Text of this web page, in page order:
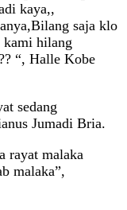
kaya,,
saja klo
kami hilang
“, Halle Kobe
sedang
Jumadi Bria.
rayat malaka
malaka”,